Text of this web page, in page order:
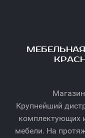
Крупнейший
комплектующих
мебели. На